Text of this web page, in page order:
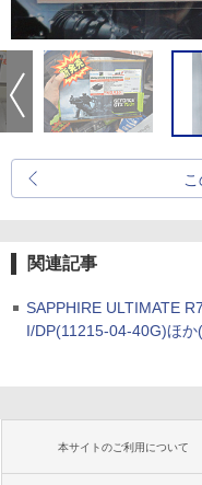
関連記事
SAPPHIRE ULTIMATE
I/DP(11215-04-40G)ほ
本サイトのご利用について